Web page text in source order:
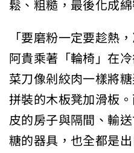
「要磨粉一定要趁熱
阿貴乘著「輪椅」在
菜刀像剁絞肉一樣將
拼裝的木板凳加滑板
皮的房子與隔間、輸
糖的器具，也全都是